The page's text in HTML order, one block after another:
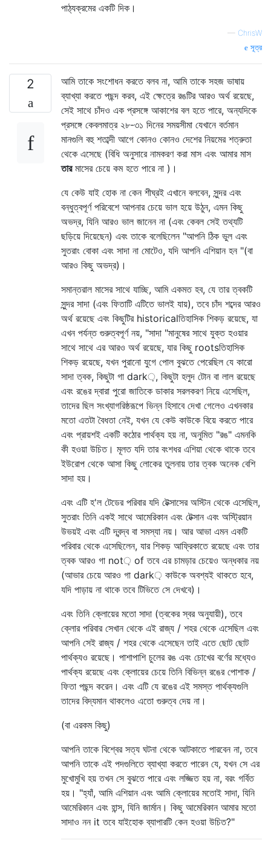
পাঠ্যক্রমের একটি দিক।
— ChrisW
সূত্র
2
আমি তাকে সংশোধন করতে বলব না, আমি তাকে সহজ ভাষায়
ব্যাখ্যা করতে পছন্দ করব, এই ক্ষেত্রে রঙটির আরও অর্থ রয়েছে,
সেই সাথে চাঁদও এক প্রসঙ্গে আকাশের বল হতে পারে, অন্যদিকে
প্রসঙ্গে কেবলমাত্র ২৮-৩১ দিনের সময়সীমা যেখানে বর্তমান
মানগুলি বহু শতাব্দী আগে কোনও কোনও দেশের নিয়মের শত্রুতা
থেকে এসেছে (বিধি অনুসারে নামকরণ করা মাস এবং আমার মাস
তারমাসের চেয়ে কম হতে পারে না )।
যে কেউ যাই হোক না কেন শীঘ্রই এখানে বলবেন, সুন্দর এবং
বন্ধুত্বপূর্ণ পরিবেশে আপনার চেয়ে ভাল হয়ে উঠুন, এমন কিছু
অভদ্র, যিনি আরও ভাল জানেন না (এবং কেবল সেই তথ্যটি
ছড়িয়ে দিয়েছেন) এবং তাকে বলেছিলেন "আপনি ঠিক ভুল এবং
সুতরাং বোকা এবং সাদা না মোটেও, যদি আপনি এশিয়ান হন "(বা
আরও কিছু অভদ্র)।
সমান্তরাল মাসের সাথে যাচ্ছি, আমি একমত হব, যে তার ত্বকটি
সুন্দর সাদা (এবং ফিতাটি এটিতে ভালই যায়), তবে চাঁদ শব্দের আরও
অর্থ রয়েছে এবং কিছুটির historicalতিহাসিক শিকড় রয়েছে, যা
এখন পর্যন্ত গুরুত্বপূর্ণ নয়, "সাদা "মানুষের সাথে যুক্ত হওয়ার
সাথে সাথে এর আরও অর্থ রয়েছে, যার কিছু rootsতিহাসিক
শিকড় রয়েছে, যখন পুরানো যুগে পোল বুঝতে পেরেছিল যে কারো
সাদা ত্বক, কিছুটা গা dark়, কিছুটা হলুদ টোন বা লাল রয়েছে
এবং রঙের দ্বারা পুরো জাতিকে ডাকার সরলকরণ নিয়ে এসেছিল,
তাদের ছিল সংখ্যাগরিষ্ঠরূপে ভিন্ন হিসাবে দেখা গেলেও এখনকার
মতো এতটা বৈধতা নেই, যখন যে কেউ কাউকে বিয়ে করতে পারে
এবং প্রায়শই একটি কঠোর পার্থক্য হয় না, অনুমিত "রঙ" এমনকি
কী হওয়া উচিত। মূলত যদি তার বংশধর এশিয়া থেকে থাকে তবে
ইউরোপ থেকে আসা কিছু লোকের তুলনায় তার ত্বক অনেক বেশি
সাদা হয়।
এবং এটি হ'ল টেডের পরিবার যদি টেক্সাসের অস্টিন থেকে এসেছিল,
সুতরাং তিনি একই সাথে আমেরিকান এবং টেক্সান এবং অস্ট্রিয়ান
উভয়ই এবং এটি দ্বন্দ্ব বা সমস্যা নয়। আর আভা এমন একটি
পরিবার থেকে এসেছিলেন, যার শিকড় আফ্রিকাতে রয়েছে এবং তার
ত্বক আরও গা not় of তবে এর চামড়ার চেয়েও অন্ধকার নয়
(আভার চেয়ে আরও গা dark় কাউকে অবশ্যই থাকতে হবে,
যদি পাড়ায় না থাকে তবে টিভিতে সে দেখবে)।
এবং তিনি ক্লোয়ের মতো সাদা (ত্বকের স্বর অনুযায়ী), তবে
ক্লোর পরিবার সেখান থেকে এই রাজ্য / শহর থেকে এসেছিল এবং
আপনি সেই রাজ্য / শহর থেকে এসেছেন তাই এতে ছোট ছোট
পার্থক্যও রয়েছে। পাশাপাশি চুলের রঙ এবং চোখের বর্ণের মধ্যেও
পার্থক্য রয়েছে এবং ক্লোয়ের চেয়ে তিনি বিভিন্ন রঙের পোশাক /
ফিতা পছন্দ করেন। এবং এটি যে রঙের এই সমস্ত পার্থক্যগুলি
তাদের বিদ্যমান থাকলেও এতো গুরুত্ব দেয় না।
(বা এরকম কিছু)
আপনি তাকে বিশ্বের সত্য ঘটনা থেকে আটকাতে পারবেন না, তবে
আপনি তাকে এই পদগুলিতে ব্যাখ্যা করতে পারেন যে, যখন সে এর
মুখোমুখি হয় তখন সে বুঝতে পারে এবং লজ্জিত হয় না, বরং গর্বিত
হয়। "হ্যাঁ, আমি এশিয়ান এবং আমি ক্লোয়ের মতোই সাদা, যিনি
আমেরিকান এবং হান্স, যিনি জার্মান। কিছু আমেরিকান আমার মতো
সাদাও ​​নন it তবে যাইহোক ব্যাপারটি কেন হওয়া উচিত?"